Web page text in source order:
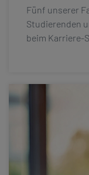
Fünf unserer
Studierenden
beim Karriere-